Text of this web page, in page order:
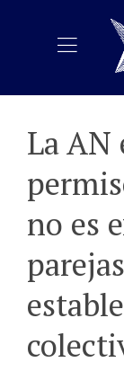
La AN
no es